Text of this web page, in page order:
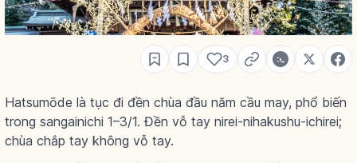
3
Hatsumōde là tục đi đền chùa đầu năm cầu may, phổ biến
trong sangainichi 1–3/1. Đền vỗ tay nirei-nihakushu-ichirei;
chùa chắp tay không vỗ tay.